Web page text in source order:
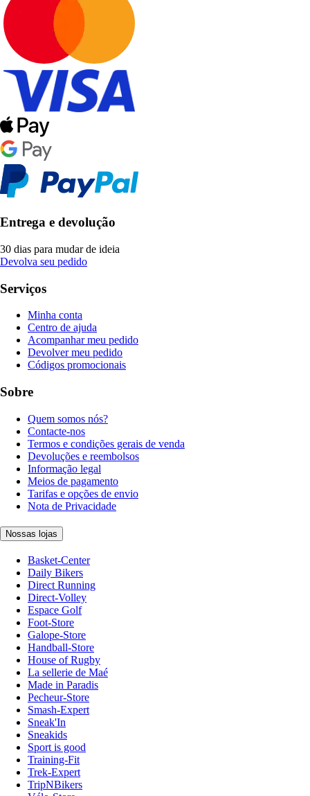
Entrega e devolução
30 dias para mudar de ideia
Devolva seu pedido
Serviços
Minha conta
Centro de ajuda
Acompanhar meu pedido
Devolver meu pedido
Códigos promocionais
Sobre
Quem somos nós?
Contacte-nos
Termos e condições gerais de venda
Devoluções e reembolsos
Informação legal
Meios de pagamento
Tarifas e opções de envio
Nota de Privacidade
Nossas lojas
Basket-Center
Daily Bikers
Direct Running
Direct-Volley
Espace Golf
Foot-Store
Galope-Store
Handball-Store
House of Rugby
La sellerie de Maé
Made in Paradis
Pecheur-Store
Smash-Expert
Sneak'In
Sneakids
Sport is good
Training-Fit
Trek-Expert
TripNBikers